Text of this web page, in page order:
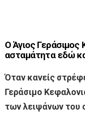
Ο Άγιος Γεράσιμος
ασταμάτητα εδώ
Όταν κανείς
Γεράσιμο
των λειψάνων του